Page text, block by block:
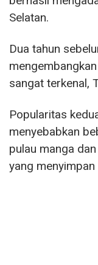
Selatan.
Dua tahun
mengembangkan
sangat terkenal,
Popularitas
menyebabkan
pulau manga
yang menyimpan